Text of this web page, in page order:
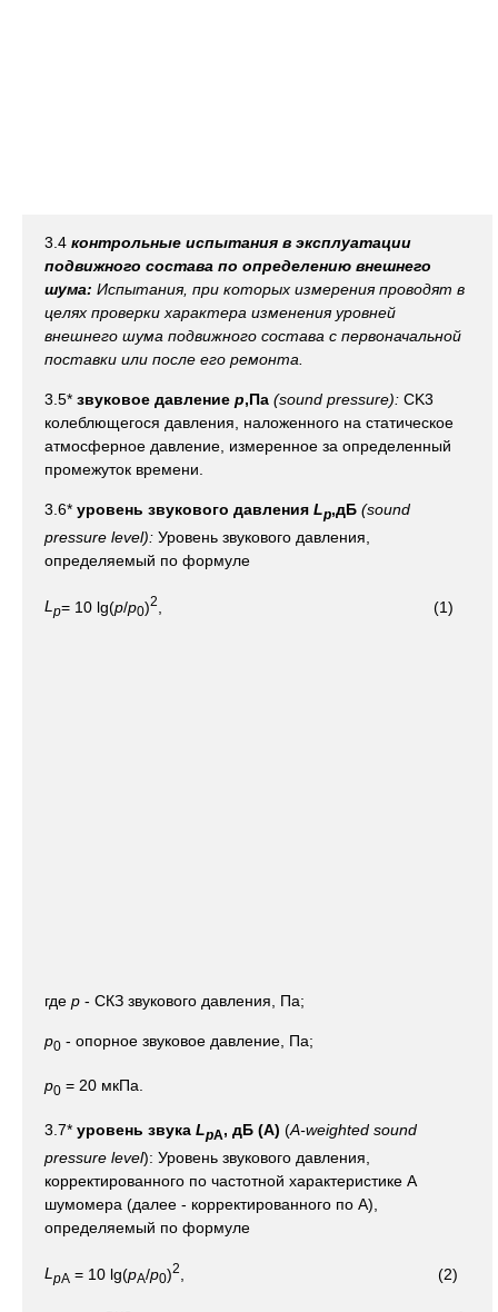
3.4 контрольные испытания в эксплуатации
подвижного состава по определению внешнего
шума: Испытания, при которых измерения проводят в
целях проверки характера изменения уровней
внешнего шума подвижного состава с первоначальной
поставки или после его ремонта.
3.5* звуковое давление р,Па (sound pressure): CK3
колеблющегося давления, наложенного на статическое
атмосферное давление, измеренное за определенный
промежуток времени.
3.6* уровень звукового давления Lp,дБ (sound
pressure level): Уровень звукового давления,
определяемый по формуле
Lp= 10 lg(p/p0)2 , (1)
где р - СКЗ звукового давления, Па;
р0 - опорное звуковое давление, Па;
р0 = 20 мкПа.
3.7* уровень звука LpA, дБ (А) (A-weighted sound
pressure level): Уровень звукового давления,
корректированного по частотной характеристике А
шумомера (далее - корректированного по А),
определяемый по формуле
LpA = 10 lg(pA/p0)2 , (2)